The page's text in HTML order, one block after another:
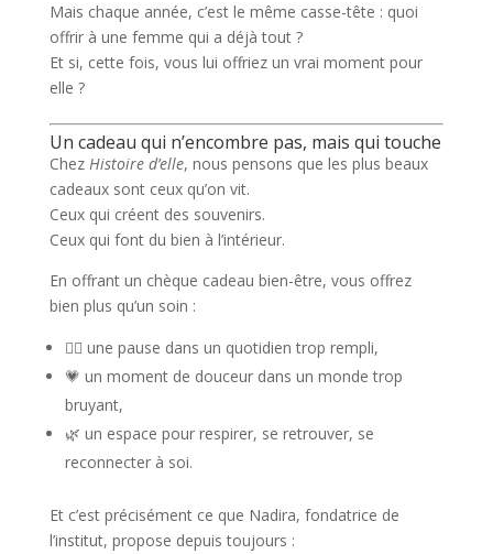
Mais chaque année, c’est le même casse-tête : quoi
offrir à une femme qui a déjà tout ?
Et si, cette fois, vous lui offriez un vrai moment pour
elle ?
Un cadeau qui n’encombre pas, mais qui touche
Chez Histoire d’elle, nous pensons que les plus beaux
cadeaux sont ceux qu’on vit.
Ceux qui créent des souvenirs.
Ceux qui font du bien à l’intérieur.
En offrant un chèque cadeau bien-être, vous offrez
bien plus qu’un soin :
💆‍♀️ une pause dans un quotidien trop rempli,
💗 un moment de douceur dans un monde trop
bruyant,
🌿 un espace pour respirer, se retrouver, se
reconnecter à soi.
Et c’est précisément ce que Nadira, fondatrice de
l’institut, propose depuis toujours :